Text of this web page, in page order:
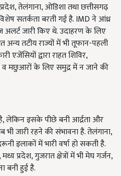
तेलंगाना, ओडिशा तथा छत्तीसगढ़
सतर्कता बरती गई है. IMD ने आंध्र
जारी किए थे. उदाहरण के लिए
तटीय राज्यों में भी तूफान-पहली
एजेंसियों द्वारा राहत शिविर,
व मछुआरों के लिए समुद्र में न जाने की
लेकिन इसके पीछे बनी आर्द्रता और
जारी रहने की संभावना है. तेलंगाना,
इलाकों में भारी वर्षा हो सकती है.
प्रदेश, गुजरात क्षेत्रों में भी मेघ गर्जन,
बनी हुई है.